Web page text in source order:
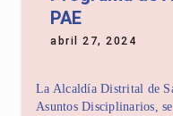
PAE
abril 27, 2024
La Alcaldía Distrital de
Asuntos Disciplinarios,